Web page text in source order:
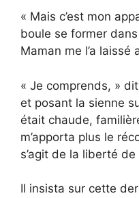
« Mais c’est mon
boule se former
Maman me l’a laissé
« Je comprends, »
et posant la sienne
était chaude,
m’apporta plus le
s’agit de la liberté
Il insista sur cette